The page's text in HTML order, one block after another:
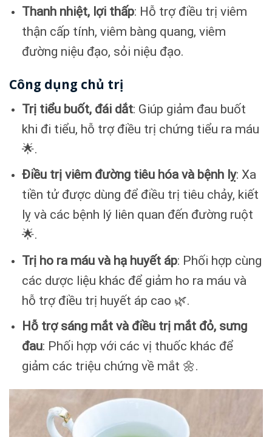
Thanh nhiệt, lợi thấp: Hỗ trợ điều trị viêm
thận cấp tính, viêm bàng quang, viêm
đường niệu đạo, sỏi niệu đạo.
Công dụng chủ trị
Trị tiểu buốt, đái dắt: Giúp giảm đau buốt
khi đi tiểu, hỗ trợ điều trị chứng tiểu ra máu
🌟.
Điều trị viêm đường tiêu hóa và bệnh lỵ: Xa
tiền tử được dùng để điều trị tiêu chảy, kiết
lỵ và các bệnh lý liên quan đến đường ruột
🌟.
Trị ho ra máu và hạ huyết áp: Phối hợp cùng
các dược liệu khác để giảm ho ra máu và
hỗ trợ điều trị huyết áp cao 🌿.
Hỗ trợ sáng mắt và điều trị mắt đỏ, sưng
đau: Phối hợp với các vị thuốc khác để
giảm các triệu chứng về mắt 🌼.